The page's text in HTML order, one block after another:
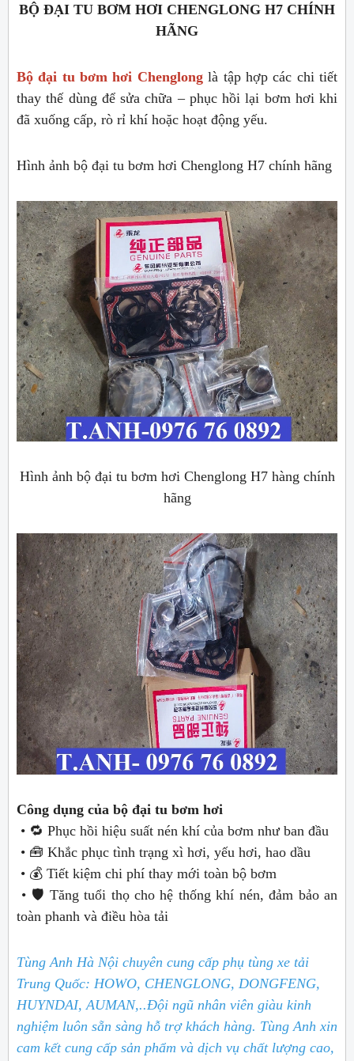
BỘ ĐẠI TU BƠM HƠI CHENGLONG H7 CHÍNH
HÃNG
Bộ đại tu bơm hơi Chenglonglà tập hợp các chi tiết
thay thế dùng để sửa chữa – phục hồi lại bơm hơi khi
đã xuống cấp, rò rỉ khí hoặc hoạt động yếu.
Hình ảnh bộ đại tu bơm hơi Chenglong H7 chính hãng
Hình ảnh bộ đại tu bơm hơi Chenglong H7 hàng chính
hãng
Công dụng của bộ đại tu bơm hơi
• 🔁 Phục hồi hiệu suất nén khí của bơm như ban đầu
• 🧰 Khắc phục tình trạng xì hơi, yếu hơi, hao dầu
• 💰 Tiết kiệm chi phí thay mới toàn bộ bơm
• 🛡️ Tăng tuổi thọ cho hệ thống khí nén, đảm bảo an
toàn phanh và điều hòa tải
Tùng Anh Hà Nội chuyên cung cấp phụ tùng xe tải
Trung Quốc: HOWO, CHENGLONG, DONGFENG,
HUYNDAI, AUMAN,..Đội ngũ nhân viên giàu kinh
nghiệm luôn sẵn sàng hỗ trợ khách hàng. Tùng Anh xin
cam kết cung cấp sản phẩm và dịch vụ chất lượng cao,